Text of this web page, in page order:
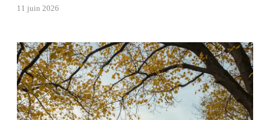
11 juin 2026